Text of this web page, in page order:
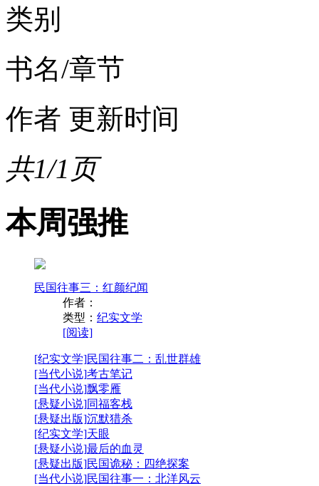
类别
书名/章节
作者 更新时间
共1/1页
本周强推
民国往事三：红颜纪闻
作者：
类型： 纪实文学
[阅读]
[纪实文学]民国往事二：乱世群雄
[当代小说]考古笔记
[当代小说]飘零雁
[悬疑小说]同福客栈
[悬疑出版]沉默猎杀
[纪实文学]天眼
[悬疑小说]最后的血灵
[悬疑出版]民国诡秘：四绝探案
[当代小说]民国往事一：北洋风云